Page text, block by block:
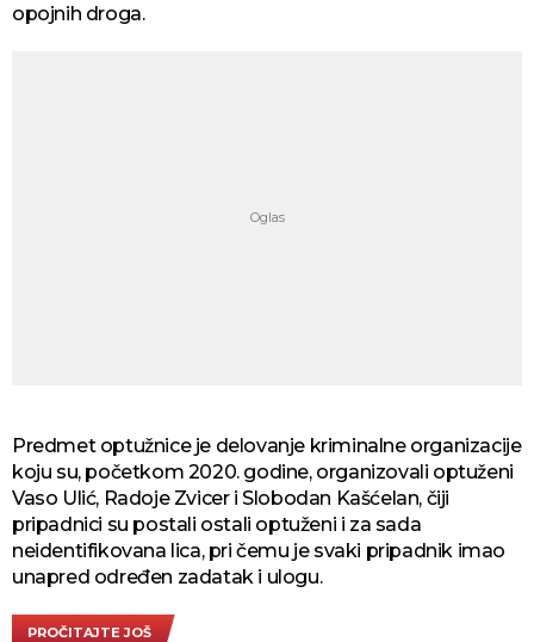
opojnih droga.
Predmet optužnice je delovanje kriminalne organizacije
koju su, početkom 2020. godine, organizovali optuženi
Vaso Ulić, Radoje Zvicer i Slobodan Kašćelan, čiji
pripadnici su postali ostali optuženi i za sada
neidentifikovana lica, pri čemu je svaki pripadnik imao
unapred određen zadatak i ulogu.
PROČITAJTE JOŠ